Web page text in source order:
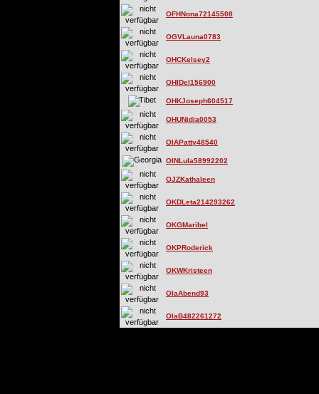
OFHNona72145508
OGVLauna0783
OHCKelsey2
OHIDel156900
OHKJoseph604517
OHUNidia0053
OIAPatty48540
OINLula58992202
OJZKathaleen
OKDLeta214293262
OKGMaribel
OKPRoderick
OKWKristeen
OlaAbend93
OlaB482261272